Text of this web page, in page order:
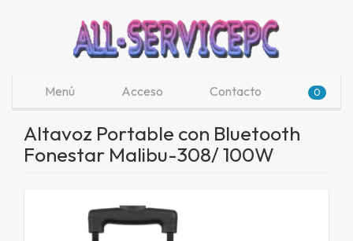
Menú Acceso Contacto 0
Altavoz Portable con Bluetooth
Fonestar Malibu-308/ 100W